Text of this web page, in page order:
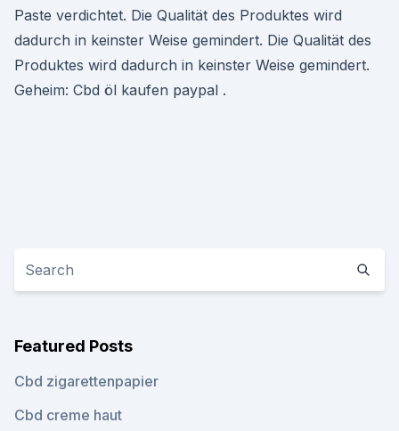
Paste verdichtet. Die Qualität des Produktes wird
dadurch in keinster Weise gemindert. Die Qualität des
Produktes wird dadurch in keinster Weise gemindert.
Geheim: Cbd öl kaufen paypal .
Featured Posts
Cbd zigarettenpapier
Cbd creme haut